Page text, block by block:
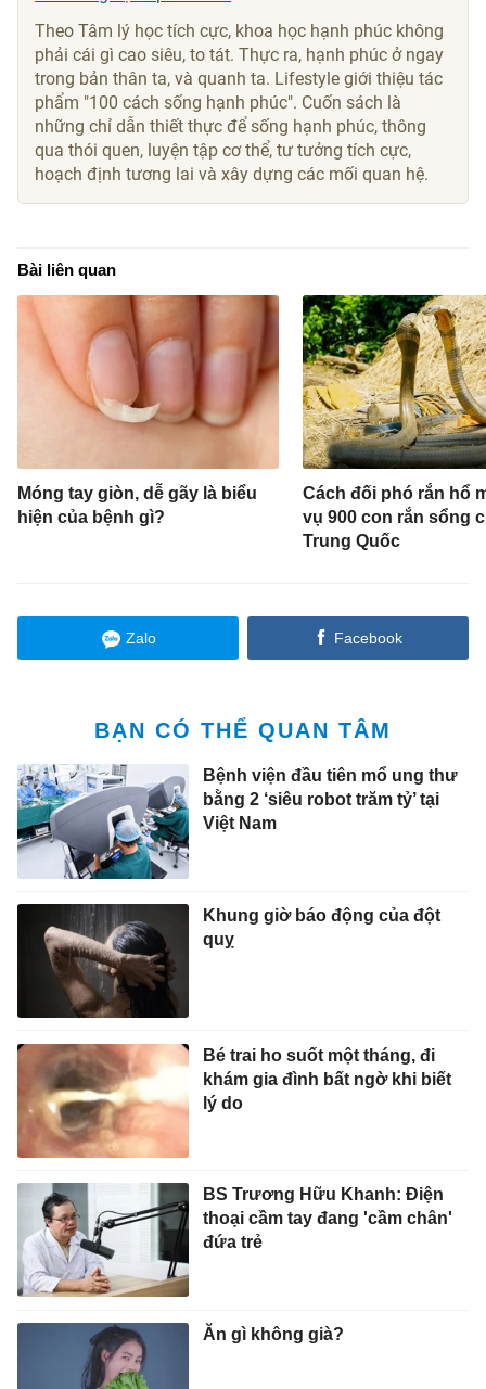
Theo Tâm lý học tích cực, khoa học hạnh phúc không
phải cái gì cao siêu, to tát. Thực ra, hạnh phúc ở ngay
trong bản thân ta, và quanh ta. Lifestyle giới thiệu tác
phẩm "100 cách sống hạnh phúc". Cuốn sách là
những chỉ dẫn thiết thực để sống hạnh phúc, thông
qua thói quen, luyện tập cơ thể, tư tưởng tích cực,
hoạch định tương lai và xây dựng các mối quan hệ.
Bài liên quan
Móng tay giòn, dễ gãy là biểu
hiện của bệnh gì?
Cách đối phó rắn hổ
vụ 900 con rắn sổng
Trung Quốc
Zalo Facebook
BẠN CÓ THỂ QUAN TÂM
Bệnh viện đầu tiên mổ ung thư
bằng 2 ‘siêu robot trăm tỷ’ tại
Việt Nam
Khung giờ báo động của đột
quỵ
Bé trai ho suốt một tháng, đi
khám gia đình bất ngờ khi biết
lý do
BS Trương Hữu Khanh: Điện
thoại cầm tay đang 'cầm chân'
đứa trẻ
Ăn gì không già?